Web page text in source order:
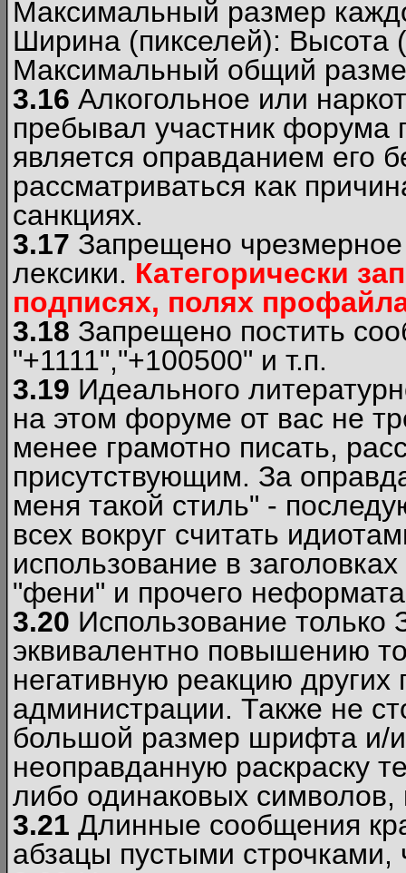
Максимальный размер
Ширина (пикселей): Высота
Максимальный общий
3.16 Алкогольное или
пребывал участник форума
является оправданием его
рассматриваться как
санкциях.
3.17 Запрещено
лексики. Категорически
подписях, полях
3.18 Запрещено постить
"+1111","+100500" и т.п.
3.19 Идеального
на этом форуме от вас не
менее грамотно писать,
присутствующим. За
меня такой стиль" -
всех вокруг считать
использование в
"фени" и прочего
3.20 Использование
эквивалентно повышению
негативную реакцию
администрации. Также не
большой размер шрифта и/
неоправданную раскраску
либо одинаковых
3.21 Длинные сообщения
абзацы пустыми